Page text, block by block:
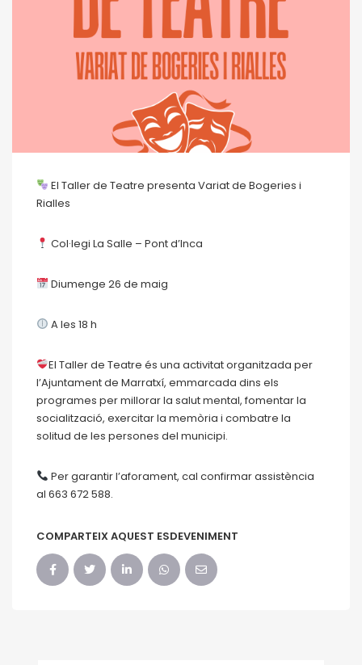
El Taller de Teatre presenta Variat de Bogeries i
Rialles
Col·legi La Salle – Pont d’Inca
Diumenge 26 de maig
A les 18 h
El Taller de Teatre és una activitat organitzada per
l’Ajuntament de Marratxí, emmarcada dins els
programes per millorar la salut mental, fomentar la
socialització, exercitar la memòria i combatre la
solitud de les persones del municipi.
Per garantir l’aforament, cal confirmar assistència
al 663 672 588.
COMPARTEIX AQUEST ESDEVENIMENT